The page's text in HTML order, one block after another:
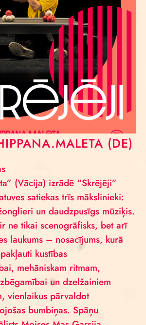
(DE)
(Vācija) izrādē “Skrējēji”
satiekas trīs mākslinieki:
un daudzpusīgs mūziķis.
ne tikai scenogrāfisks, bet arī
laukums – nosacījums, kurā
kustības
mehāniskam ritmam,
un dzelžainiem
vienlaikus pārvaldot
bumbiņas. Spāņu